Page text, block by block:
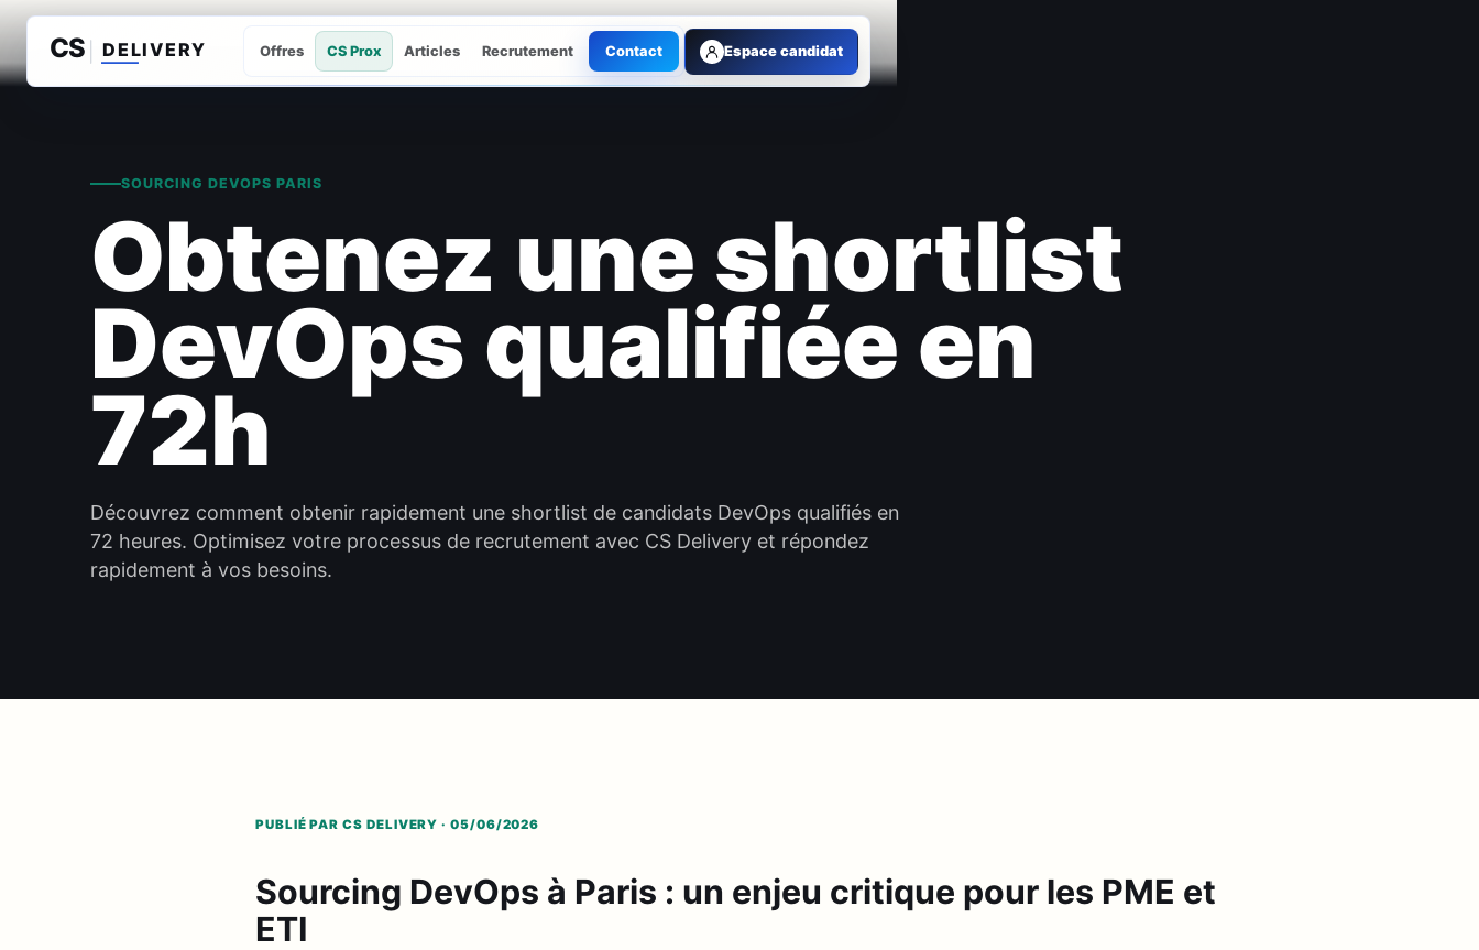
Offres CS Prox Articles Recrutement Contact Espace candidat
SOURCING DEVOPS PARIS
Obtenez une shortlist
DevOps qualifiée en
72h
Découvrez comment obtenir rapidement une shortlist de candidats DevOps qualifiés en
72 heures. Optimisez votre processus de recrutement avec CS Delivery et répondez
rapidement à vos besoins.
PUBLIÉ PAR CS DELIVERY · 05/06/2026
Sourcing DevOps à Paris : un enjeu critique pour les PME et
ETI